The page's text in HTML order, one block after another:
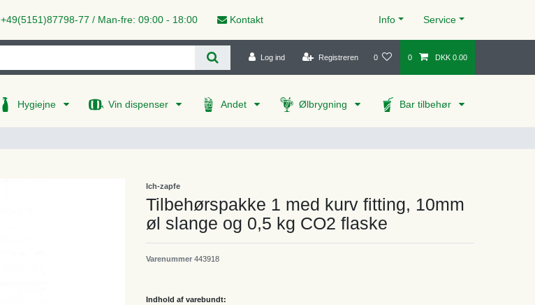
+49(5151)87798-77 / Man-fre: 09:00 - 18:00 Kontakt Info Service
Log ind Registreren 0 0 DKK 0.00
Hygiejne Vin dispenser Andet Ølbrygning Bar tilbehør
Ich-zapfe
Tilbehørspakke 1 med kurv fitting, 10mm
øl slange og 0,5 kg CO2 flaske
Varenummer 443918
Indhold af varebundt: